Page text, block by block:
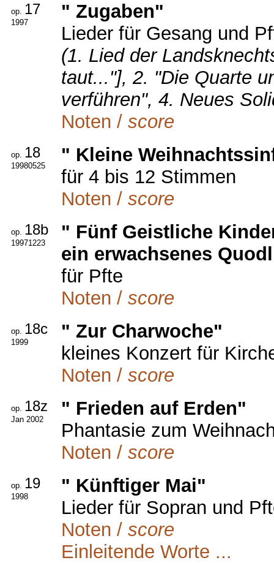
op. 17
1997
" Zugaben"
Lieder für Gesang und
(1. Lied der
taut..."], 2. "Die Quarte
verführen", 4. Neues
Noten / score
op. 18
19980525
" Kleine
für 4 bis 12 Stimmen
Noten / score
op. 18b
19971223
" Fünf Geistliche
ein erwachsenes
für Pfte
Noten / score
op. 18c
1999
" Zur Charwoche"
kleines Konzert für
Noten / score
op. 18z
Jan 2002
" Frieden auf Erden"
Phantasie zum
Noten / score
op. 19
1998
" Künftiger Mai"
Lieder für Sopran und
Noten / score
Einleitende Worte ...